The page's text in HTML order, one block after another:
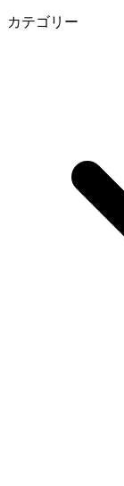
カテゴリー